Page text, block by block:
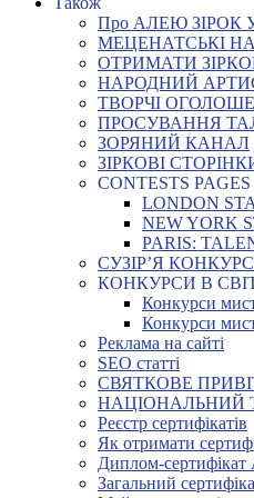
Про АЛЕЮ ЗІРОК
МЕЦЕНАТСЬКІ
ОТРИМАТИ
НАРОДНИЙ
ТВОРЧІ
ПРОСУВАННЯ
ЗОРЯНИЙ КАНАЛ
ЗІРКОВІ
CONTESTS PAGES
LONDON
NEW YORK
PARIS:
СУЗІР’Я
КОНКУРСИ В
Конкурси
Конкурси
Реклама на сайті
SEO статті
СВЯТКОВЕ
НАЦІОНАЛЬНИЙ
Реєстр сертифікатів
Як отримати
Диплом-сертифікат
Загальний